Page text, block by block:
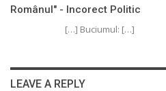
Românul" - Incorect Politic
[…] Buciumul: […]
LEAVE A REPLY